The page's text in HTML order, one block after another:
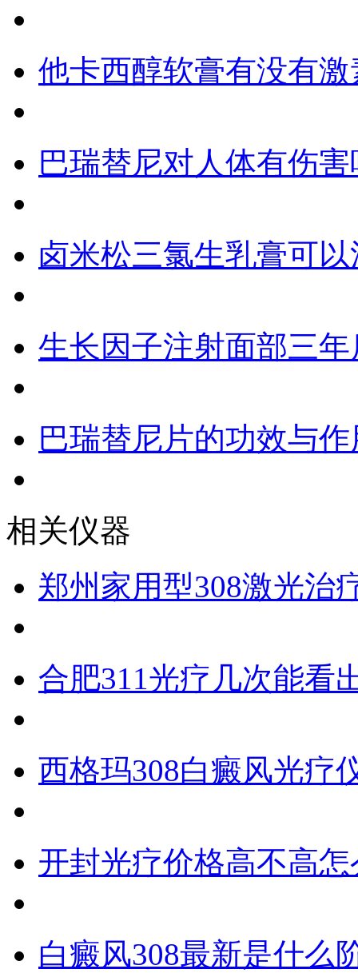
他卡西醇软膏有没有激
巴瑞替尼对人体有伤害
卤米松三氯生乳膏可
生长因子注射面部三年
巴瑞替尼片的功效与作
相关仪器
郑州家用型308激光治
合肥311光疗几次能看
西格玛308白癜风光疗
开封光疗价格高不高怎
白癜风308最新是什么